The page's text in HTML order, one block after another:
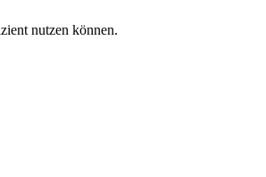
nutzen können.